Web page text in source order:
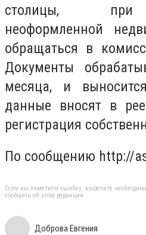
столицы, при
неоформленной
обращаться в
Документы
месяца, и
данные вносят в
регистрация
По сообщению http://
Если вы заметили ошибку, выделите
сообщить об этом редакции
Доброва Евгения